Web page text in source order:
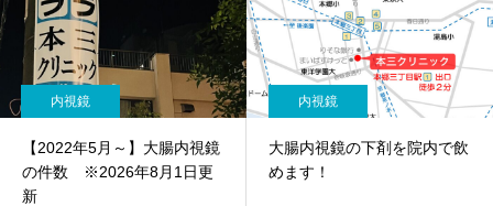
日更新
内視鏡
【2022年5月～】大腸内視鏡
の件数 ※2026年8月1日更
新
内視鏡
大腸内視鏡の下剤を院内で飲
めます！